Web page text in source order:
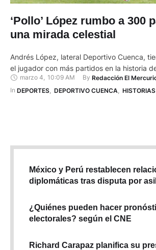
‘Pollo’ López rumbo a 300
una mirada celestial
Andrés López, lateral Deportivo Cuenca,
el jugador con más partidos en la historia
marzo 4, 10:09 AM By Redacción El
In DEPORTES, DEPORTIVO CUENCA HISTORIAS
México y Perú restablecen
diplomáticas tras disputa por
¿Quiénes pueden hacer
electorales? según el CNE
Richard Carapaz planifica su